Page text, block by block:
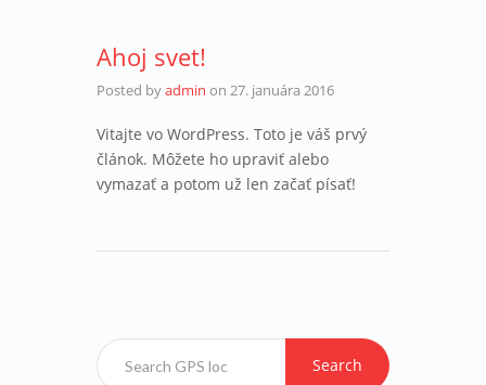
Ahoj svet!
Posted byadmin on 27. januára 2016
Vitajte vo WordPress. Toto je váš prvý
článok. Môžete ho upraviť alebo
vymazať a potom už len začať písať!
Search